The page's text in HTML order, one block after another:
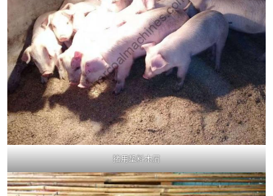
猪用垫料木屑